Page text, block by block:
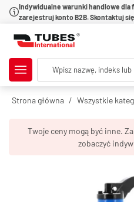
Indywidualne warunki handlowe dla
zarejestruj konto B2B. Skontaktuj się
Strona główna Wszystkie
Twoje ceny mogą być inne.
zobaczyć